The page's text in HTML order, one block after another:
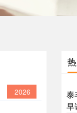
2026
泰
早